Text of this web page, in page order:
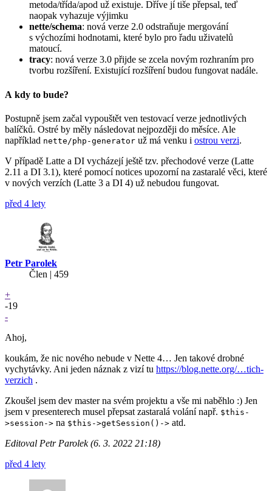
metoda/třída/apod už existuje. Dříve jí tiše přepsal, teď
naopak vyhazuje výjimku
nette/schema: nová verze 2.0 odstraňuje mergování
s výchozími hodnotami, které bylo pro řadu uživatelů
matoucí.
tracy: nová verze 3.0 přijde se zcela novým rozhraním pro
tvorbu rozšíření. Existující rozšíření budou fungovat nadále.
A kdy to bude?
Postupně jsem začal vypouštět ven testovací verze jednotlivých
balíčků. Ostré by měly následovat nejpozději do měsíce. Ale
například nette/php-generator už má venku i ostrou verzi.
V případě Latte a DI vycházejí ještě tzv. přechodové verze (Latte
2.11 a DI 3.1), které pomocí notices upozorní na zastaralé věci, které
v nových verzích (Latte 3 a DI 4) už nebudou fungovat.
před 4 lety
Petr Parolek
Člen | 459
+
-19
-
Ahoj,
koukám, že nic nového nebude v Nette 4… Jen takové drobné
vychytávky. Ani jeden náznak z vizí tu https://blog.nette.org/…tich-
verzich .
Zkoušel jsem dev master na svém projektu a vše mi naběhlo :) Jen
jsem v presenterech musel přepsat zastaralá volání např. $this-
>session-> na $this->getSession()-> atd.
Editoval Petr Parolek (6. 3. 2022 21:18)
před 4 lety